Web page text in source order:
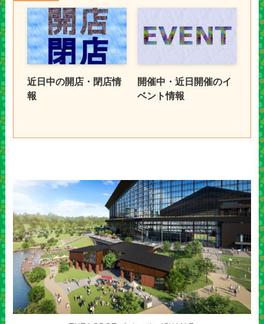
近日中の開店・閉店情
報
開催中・近日開催のイ
ベント情報